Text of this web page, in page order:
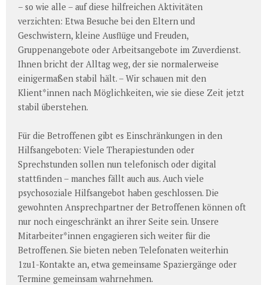
– so wie alle – auf diese hilfreichen Aktivitäten
verzichten: Etwa Besuche bei den Eltern und
Geschwistern, kleine Ausflüge und Freuden,
Gruppenangebote oder Arbeitsangebote im Zuverdienst.
Ihnen bricht der Alltag weg, der sie normalerweise
einigermaßen stabil hält. – Wir schauen mit den
Klient*innen nach Möglichkeiten, wie sie diese Zeit jetzt
stabil überstehen.
Für die Betroffenen gibt es Einschränkungen in den
Hilfsangeboten: Viele Therapiestunden oder
Sprechstunden sollen nun telefonisch oder digital
stattfinden – manches fällt auch aus. Auch viele
psychosoziale Hilfsangebot haben geschlossen. Die
gewohnten Ansprechpartner der Betroffenen können oft
nur noch eingeschränkt an ihrer Seite sein. Unsere
Mitarbeiter*innen engagieren sich weiter für die
Betroffenen. Sie bieten neben Telefonaten weiterhin
1zu1-Kontakte an, etwa gemeinsame Spaziergänge oder
Termine gemeinsam wahrnehmen.